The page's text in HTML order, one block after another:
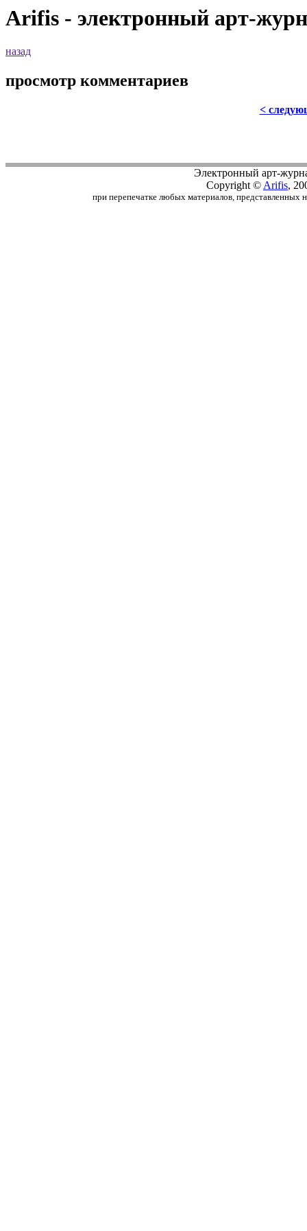
Arifis - электронный арт-
назад
просмотр комментариев
<
Электронный арт-
Copyright © Arifis,
при перепечатке любых материалов, представленных